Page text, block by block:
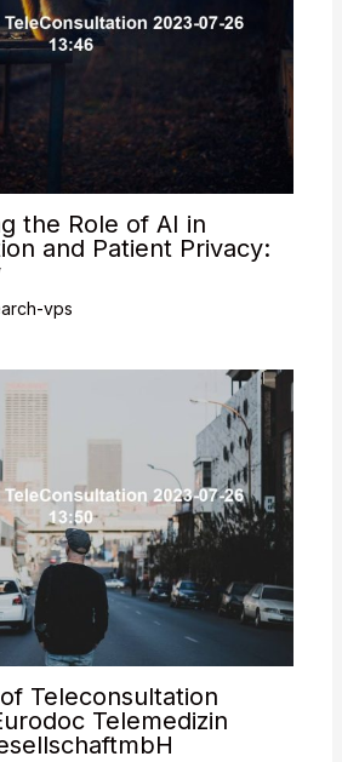
the Role of AI in
and Patient Privacy:
vps
Teleconsultation
Telemedizin